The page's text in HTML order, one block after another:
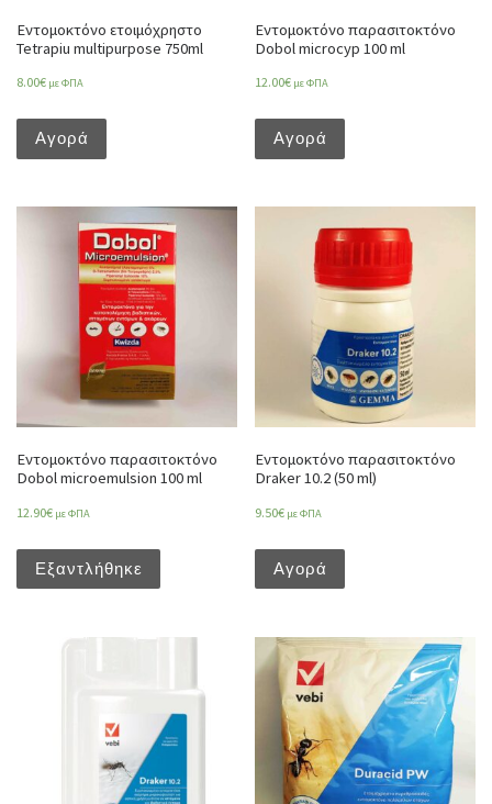
Εντομοκτόνο ετοιμόχρηστο
Tetrapiu multipurpose 750ml
8.00€ με ΦΠΑ
Αγορά
Εντομοκτόνο παρασιτοκτόνο
Dobol microcyp 100 ml
12.00€ με ΦΠΑ
Αγορά
Εντομοκτόνο παρασιτοκτόνο
Dobol microemulsion 100 ml
12.90€ με ΦΠΑ
Εξαντλήθηκε
Εντομοκτόνο παρασιτοκτόνο
Draker 10.2 (50 ml)
9.50€ με ΦΠΑ
Αγορά